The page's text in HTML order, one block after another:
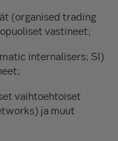
(organised trading
vastineet;
internalisers; SI)
vaihtoehtoiset
ja muut